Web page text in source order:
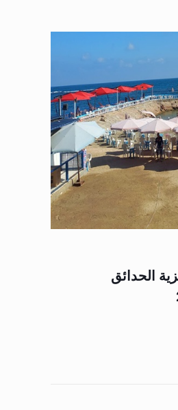
الحدائق